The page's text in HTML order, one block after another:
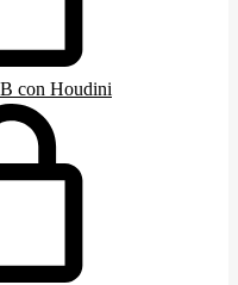
con Houdini